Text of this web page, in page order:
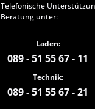
Telefonische
Beratung unter:
Laden:
089 - 51 55 67 - 11
Technik:
089 - 51 55 67 - 21